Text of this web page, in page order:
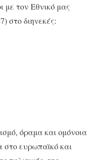
με τον Εθνικό μας
στο διηνεκές:
όραμα και ομόνοια
στο ευρωπαϊκό και